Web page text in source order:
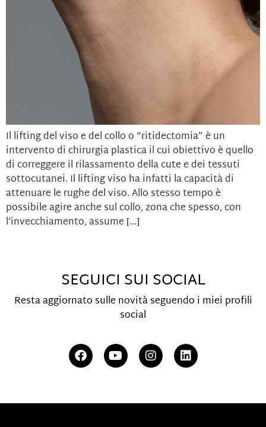
Il lifting del viso e del collo o “ritidectomia” è un
intervento di chirurgia plastica il cui obiettivo è quello
di correggere il rilassamento della cute e dei tessuti
sottocutanei. Il lifting viso ha infatti la capacità di
attenuare le rughe del viso. Allo stesso tempo è
possibile agire anche sul collo, zona che spesso, con
l’invecchiamento, assume […]
SEGUICI SUI SOCIAL
Resta aggiornato sulle novità seguendo i miei profili
social